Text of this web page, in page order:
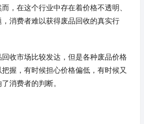
，在这个行业中存在着价格不透明、
消费者难以获得废品回收的真实行
收市场比较发达，但是各种废品价格
握，有时候担心价格偏低，有时候又
消费者的判断。